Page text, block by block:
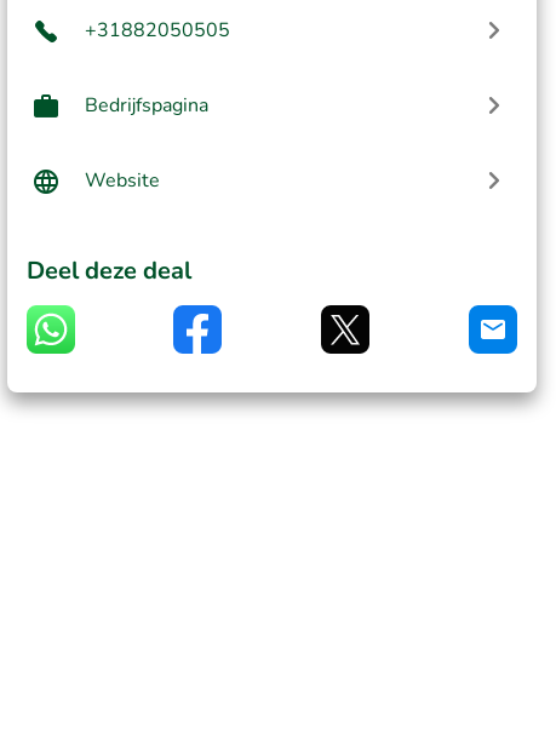
+31882050505
Bedrijfspagina
Website
Deel deze deal